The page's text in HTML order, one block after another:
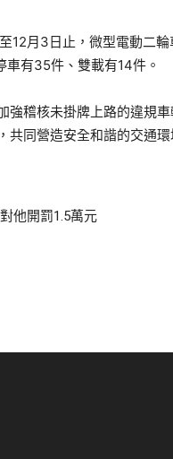
12月3日止，微型電動二
有35件、雙載有14件。
強稽核未掛牌上路的違規
共同營造安全和諧的交通環
他開罰1.5萬元